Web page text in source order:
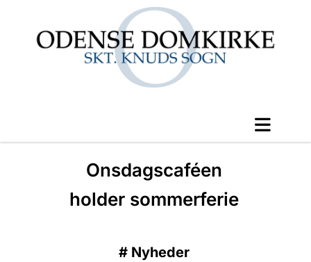
Onsdagscaféen
holder sommerferie
# Nyheder